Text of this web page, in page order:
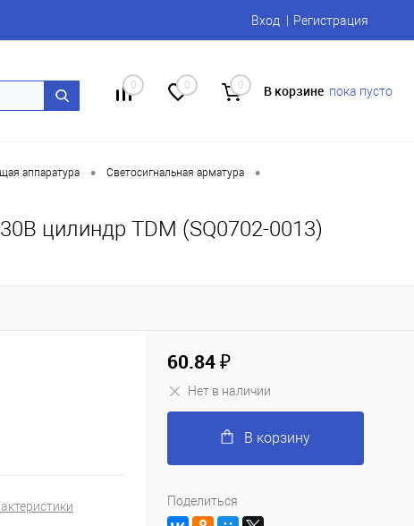
Вход Регистрация
0 0 0 В корзине пока пусто
аппаратура • Светосигнальная арматура •
цилиндр TDM (SQ0702-0013)
60.84 ₽
Нет в наличии
В корзину
Поделиться